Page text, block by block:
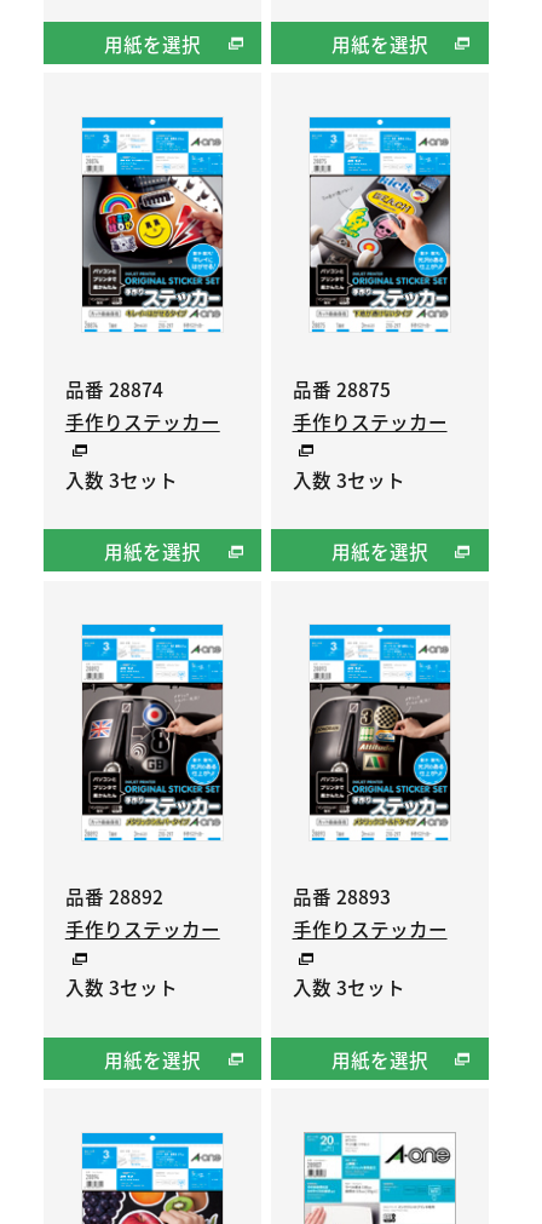
用紙を選択 用紙を選択
品番 28874
手作りステッカー
入数 3セット
用紙を選択
品番 28875
手作りステッカー
入数 3セット
用紙を選択
品番 28892
手作りステッカー
入数 3セット
用紙を選択
品番 28893
手作りステッカー
入数 3セット
用紙を選択